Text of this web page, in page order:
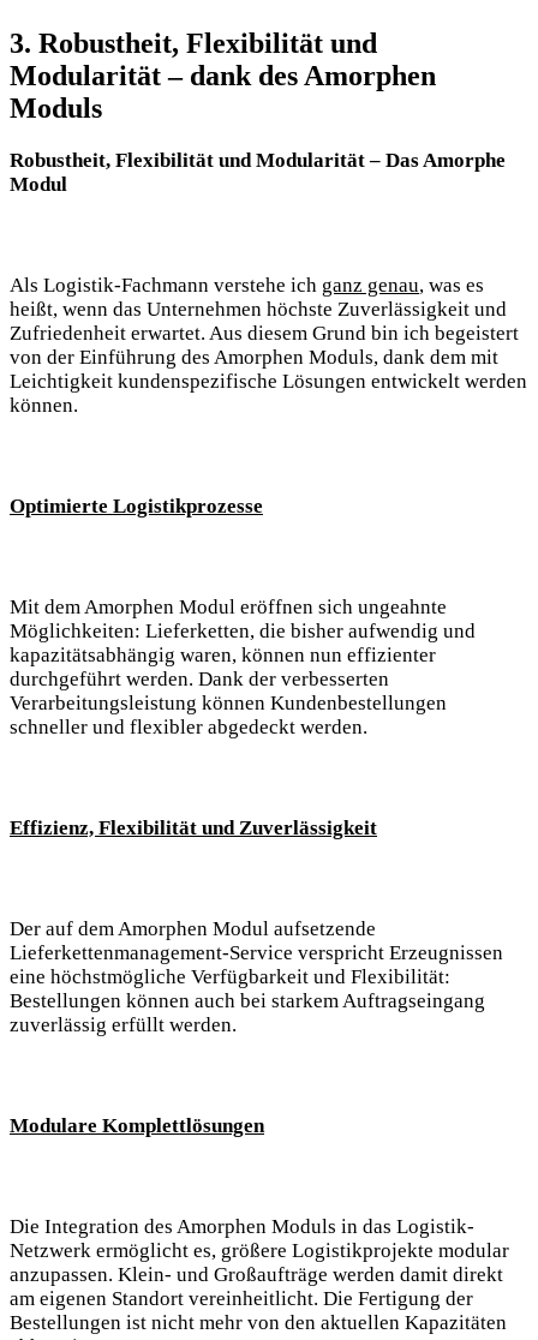
3. Robustheit, Flexibilität und
Modularität – dank des Amorphen
Moduls
Robustheit, Flexibilität und Modularität – Das Amorphe
Modul
Als Logistik-Fachmann verstehe ich ganz genau, was es
heißt, wenn das Unternehmen höchste Zuverlässigkeit und
Zufriedenheit erwartet. Aus diesem Grund bin ich begeistert
von der Einführung des Amorphen Moduls, dank dem mit
Leichtigkeit kundenspezifische Lösungen entwickelt werden
können.
Optimierte Logistikprozesse
Mit dem Amorphen Modul eröffnen sich ungeahnte
Möglichkeiten: Lieferketten, die bisher aufwendig und
kapazitätsabhängig waren, können nun effizienter
durchgeführt werden. Dank der verbesserten
Verarbeitungsleistung können Kundenbestellungen
schneller und flexibler abgedeckt werden.
Effizienz, Flexibilität und Zuverlässigkeit
Der auf dem Amorphen Modul aufsetzende
Lieferkettenmanagement-Service verspricht Erzeugnissen
eine höchstmögliche Verfügbarkeit und Flexibilität:
Bestellungen können auch bei starkem Auftragseingang
zuverlässig erfüllt werden.
Modulare Komplettlösungen
Die Integration des Amorphen Moduls in das Logistik-
Netzwerk ermöglicht es, größere Logistikprojekte modular
anzupassen. Klein- und Großaufträge werden damit direkt
am eigenen Standort vereinheitlicht. Die Fertigung der
Bestellungen ist nicht mehr von den aktuellen Kapazitäten